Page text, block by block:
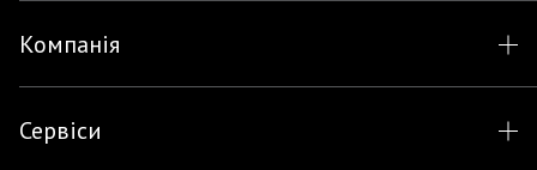
Компанія
Сервіси